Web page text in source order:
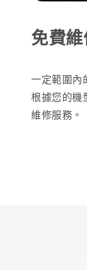
免費
一定範圍內
根據您的機
維修服務。